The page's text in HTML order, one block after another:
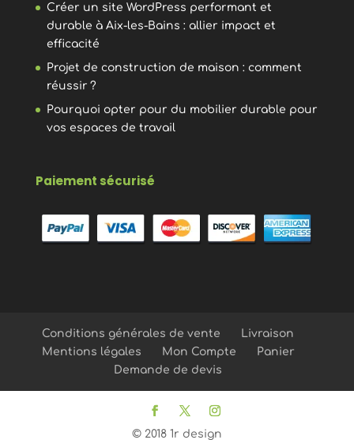
Créer un site WordPress performant et
durable à Aix-les-Bains : allier impact et
efficacité
Projet de construction de maison : comment
réussir ?
Pourquoi opter pour du mobilier durable pour
vos espaces de travail
Paiement sécurisé
Conditions générales de vente
Livraison
Mentions légales
Mon Compte
Panier
Demande de devis
© 2018 1r design